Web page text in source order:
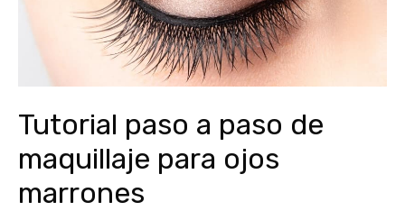
Tutorial paso a paso de
maquillaje para ojos
marrones